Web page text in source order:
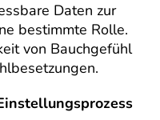
Daten zur
bestimmte Rolle.
von Bauchgefühl